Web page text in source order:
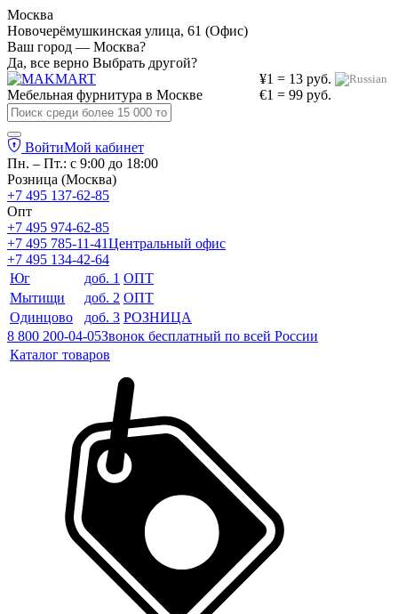
Москва
Новочерёмушкинская улица, 61 (Офис)
Ваш город — Москва?
Да, все верно Выбрать другой?
¥1 = 13 руб.
€1 = 99 руб.
Мебельная фурнитура в Москве
ВойтиМой кабинет
Пн. – Пт.: с 9:00 до 18:00
Розница (Москва)
+7 495 137-62-85
Опт
+7 495 974-62-85
+7 495 785-11-41Центральный офис
+7 495 134-42-64
Юг
доб. 1 ОПТ
Мытищи
доб. 2 ОПТ
Одинцово
доб. 3 РОЗНИЦА
8 800 200-04-05Звонок бесплатный по всей России
Каталог товаров